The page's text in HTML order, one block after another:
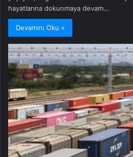
hayatlarına dokunmaya devam…
Devamını Oku »